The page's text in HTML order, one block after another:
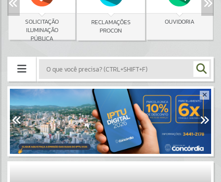
SOLICITAÇÃO
ILUMINAÇÃO
PÚBLICA
RECLAMAÇÕES
PROCON
OUVIDORIA
Portais
Por favor, aguarde...